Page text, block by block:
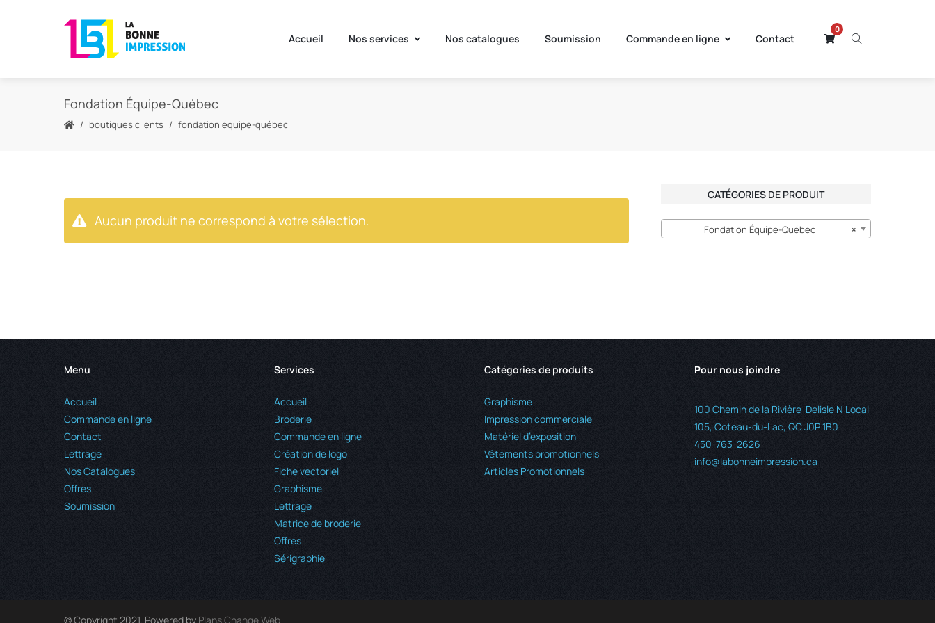
Accueil Nos services Nos catalogues Soumission Commande en ligne Contact
0
Fondation Équipe-Québec
boutiques clients fondation équipe-québec
Aucun produit ne correspond à votre sélection.
CATÉGORIES DE PRODUIT
×
Fondation Équipe-Québec
Menu
Accueil
Commande en ligne
Contact
Lettrage
Nos Catalogues
Offres
Soumission
Services
Accueil
Broderie
Commande en ligne
Création de logo
Fiche vectoriel
Graphisme
Lettrage
Matrice de broderie
Offres
Sérigraphie
Catégories de produits
Graphisme
Impression commerciale
Matériel d’exposition
Vêtements promotionnels
Articles Promotionnels
Pour nous joindre
100 Chemin de la Rivière-Delisle N Local
105, Coteau-du-Lac, QC J0P 1B0
450-763-2626
info@labonneimpression.ca
© Copyright 2021. Powered by Plans Change Web